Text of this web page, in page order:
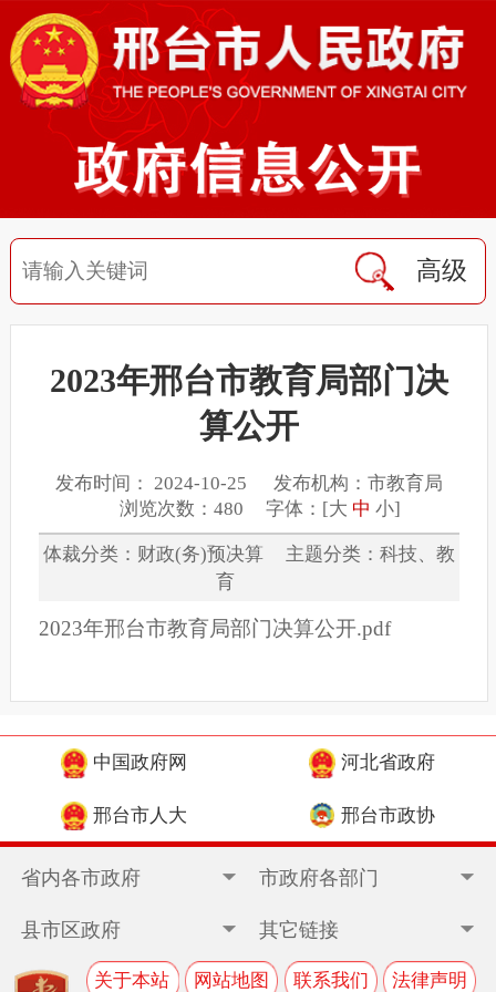
高级
2023年邢台市教育局部门决
算公开
发布时间： 2024-10-25 发布机构：市教育局
浏览次数：480 字体：[大 中 小]
体裁分类：财政(务)预决算 主题分类：科技、教
育
2023年邢台市教育局部门决算公开.pdf
中国政府网 河北省政府
邢台市人大 邢台市政协
省内各市政府 市政府各部门
县市区政府 其它链接
关于本站 网站地图 联系我们 法律声明